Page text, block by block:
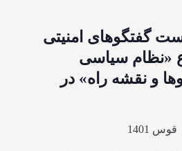
گفتگوهای امنیتی
«نظام سیاسی
و نقشه راه» در